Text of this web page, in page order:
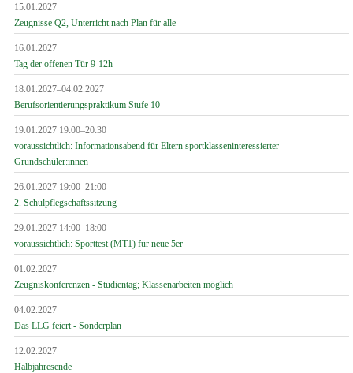
15.01.2027
Zeugnisse Q2, Unterricht nach Plan für alle
16.01.2027
Tag der offenen Tür 9-12h
18.01.2027–04.02.2027
Berufsorientierungspraktikum Stufe 10
19.01.2027 19:00–20:30
voraussichtlich: Informationsabend für Eltern sportklasseninteressierter
Grundschüler:innen
26.01.2027 19:00–21:00
2. Schulpflegschaftssitzung
29.01.2027 14:00–18:00
voraussichtlich: Sporttest (MT1) für neue 5er
01.02.2027
Zeugniskonferenzen - Studientag; Klassenarbeiten möglich
04.02.2027
Das LLG feiert - Sonderplan
12.02.2027
Halbjahresende